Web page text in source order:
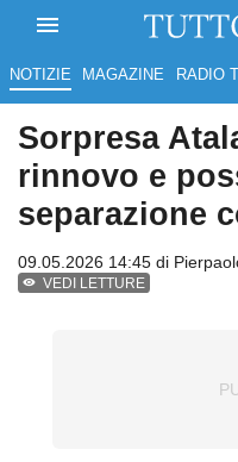
NOTIZIE MAGAZINE RADIO
Sorpresa
rinnovo e
separazione
09.05.2026 14:45 di
VEDI LETTURE